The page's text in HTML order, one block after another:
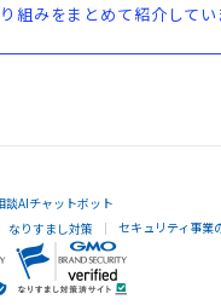
みをまとめて紹介してい
談AIチャットボット
なりすまし対策 セキュリティ事業